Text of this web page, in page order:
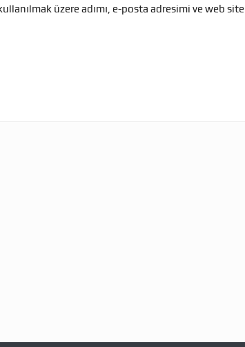
üzere adımı, e-posta adresimi ve web site